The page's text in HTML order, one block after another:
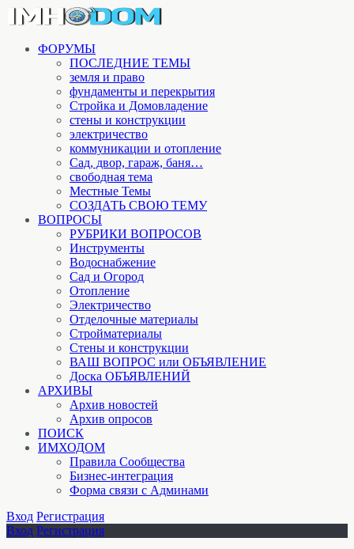
ФОРУМЫ
ПОСЛЕДНИЕ ТЕМЫ
земля и право
фундаменты и перекрытия
Стройка и Домовладение
стены и конструкции
электричество
коммуникации и отопление
Cад, двор, гараж, баня…
свободная тема
Местные Темы
СОЗДАТЬ СВОЮ ТЕМУ
ВОПРОСЫ
РУБРИКИ ВОПРОСОВ
Инструменты
Водоснабжение
Сад и Огород
Отопление
Электричество
Отделочные материалы
Стройматериалы
Стены и конструкции
ВАШ ВОПРОС или ОБЪЯВЛЕНИЕ
Доска ОБЪЯВЛЕНИЙ
АРХИВЫ
Архив новостей
Архив опросов
ПОИСК
ИМХОДОМ
Правила Сообщества
Бизнес-интеграция
Форма связи с Админами
Вход Регистрация
Вход Регистрация